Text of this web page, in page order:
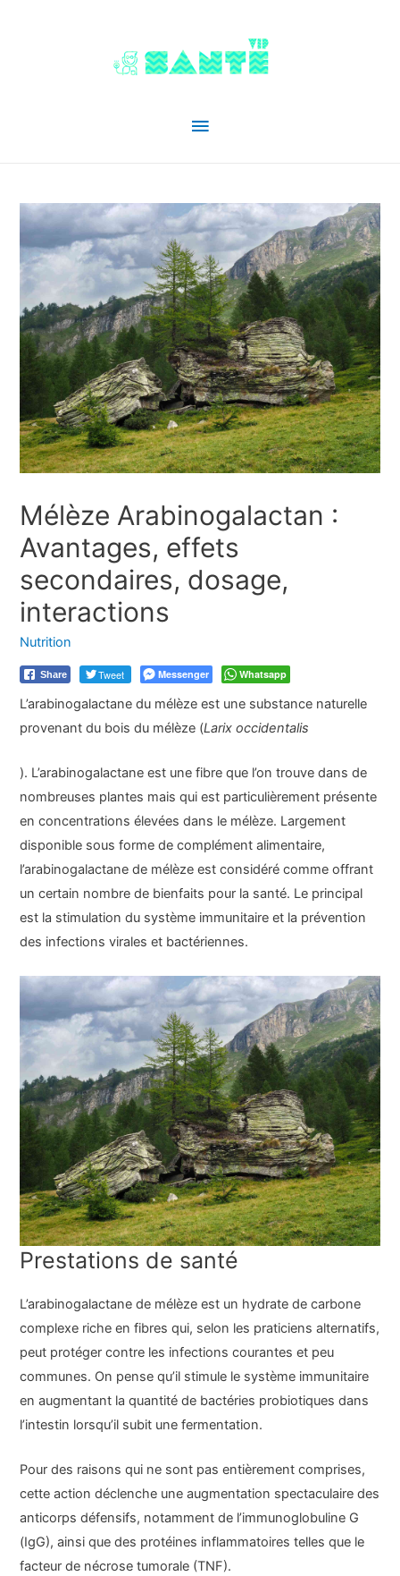
Menu
Mélèze Arabinogalactan :
Avantages, effets
secondaires, dosage,
interactions
Nutrition
Share Tweet Messenger Whatsapp
L’arabinogalactane du mélèze est une substance naturelle
provenant du bois du mélèze (Larix occidentalis
). L’arabinogalactane est une fibre que l’on trouve dans de
nombreuses plantes mais qui est particulièrement présente
en concentrations élevées dans le mélèze. Largement
disponible sous forme de complément alimentaire,
l’arabinogalactane de mélèze est considéré comme offrant
un certain nombre de bienfaits pour la santé. Le principal
est la stimulation du système immunitaire et la prévention
des infections virales et bactériennes.
Prestations de santé
L’arabinogalactane de mélèze est un hydrate de carbone
complexe riche en fibres qui, selon les praticiens alternatifs,
peut protéger contre les infections courantes et peu
communes. On pense qu’il stimule le système immunitaire
en augmentant la quantité de bactéries probiotiques dans
l’intestin lorsqu’il subit une fermentation.
Pour des raisons qui ne sont pas entièrement comprises,
cette action déclenche une augmentation spectaculaire des
anticorps défensifs, notamment de l’immunoglobuline G
(IgG), ainsi que des protéines inflammatoires telles que le
facteur de nécrose tumorale (TNF).